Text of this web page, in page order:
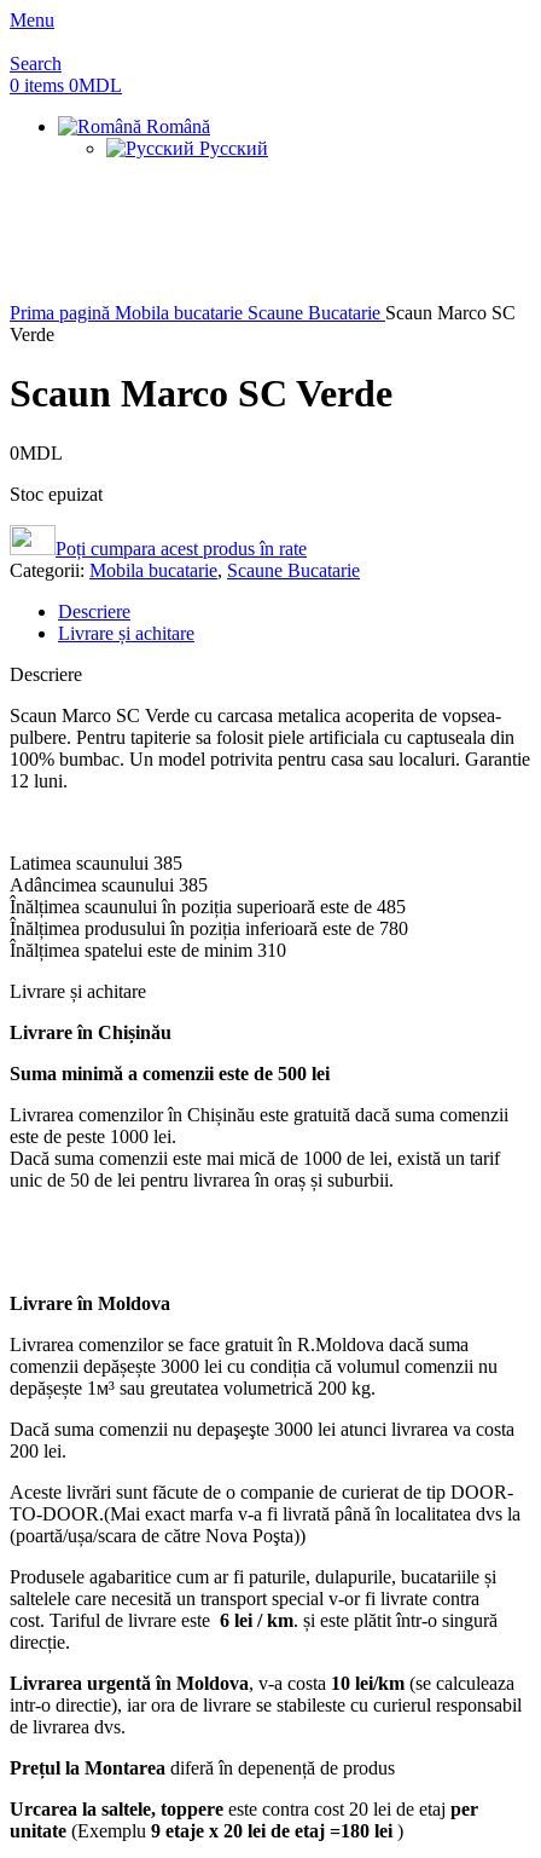
Menu
Search
0 items 0MDL
Română
Русский
Prima pagină Mobila bucatarie Scaune Bucatarie Scaun Marco SC
Verde
Scaun Marco SC Verde
0MDL
Stoc epuizat
Poți cumpara acest produs în rate
Categorii: Mobila bucatarie, Scaune Bucatarie
Descriere
Livrare și achitare
Descriere
Scaun Marco SC Verde cu carcasa metalica acoperita de vopsea-
pulbere. Pentru tapiterie sa folosit piele artificiala cu captuseala din
100% bumbac. Un model potrivita pentru casa sau localuri. Garantie
12 luni.
Latimea scaunului 385
Adâncimea scaunului 385
Înălțimea scaunului în poziția superioară este de 485
Înălțimea produsului în poziția inferioară este de 780
Înălțimea spatelui este de minim 310
Livrare și achitare
Livrareîn Chișinău
Suma minimă a comenzii este de 500 lei
Livrarea comenzilor în Chișinău este gratuită dacă suma comenzii
este de peste 1000 lei.
Dacă suma comenzii este mai mică de 1000 de lei, există un tarif
unic de 50 de lei pentru livrarea în oraș și suburbii.
Livrare în Moldova
Livrarea comenzilor se face gratuit în R.Moldova dacă suma
comenzii depășește 3000 lei cu condiția că volumul comenzii nu
depășește 1м³ sau greutatea volumetrică 200 kg.
Dacă suma comenzii nu depaşeşte 3000 lei atunci livrarea va costa
200 lei.
Aceste livrări sunt făcute de o companie de curierat de tip DOOR-
TO-DOOR.(Mai exact marfa v-a fi livrată până în localitatea dvs la
(poartă/ușa/scara de către Nova Poşta))
Produsele agabaritice cum ar fi paturile, dulapurile, bucatariile și
saltelele care necesită un transport special v-or fi livrate contra
cost. Tariful de livrare este 6 lei / km. și este plătit într-o singură
direcție.
Livrarea urgentă în Moldova, v-a costa 10 lei/km (se calculeaza
intr-o directie), iar ora de livrare se stabileste cu curierul responsabil
de livrarea dvs.
Prețul la Montarea diferă în depenență de produs
Urcarea la saltele, toppere este contra cost 20 lei de etaj per
unitate (Exemplu 9 etaje x 20 lei de etaj =180 lei )